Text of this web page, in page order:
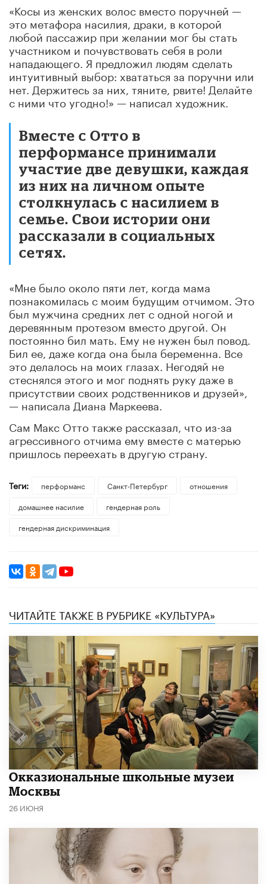
«Косы из женских волос вместо поручней —
это метафора насилия, драки, в которой
любой пассажир при желании мог бы стать
участником и почувствовать себя в роли
нападающего. Я предложил людям сделать
интуитивный выбор: хвататься за поручни или
нет. Держитесь за них, тяните, рвите! Делайте
с ними что угодно!» — написал художник.
Вместе с Отто в
перформансе принимали
участие две девушки, каждая
из них на личном опыте
столкнулась с насилием в
семье. Свои истории они
рассказали в социальных
сетях.
«Мне было около пяти лет, когда мама
познакомилась с моим будущим отчимом. Это
был мужчина средних лет с одной ногой и
деревянным протезом вместо другой. Он
постоянно бил мать. Ему не нужен был повод.
Бил ее, даже когда она была беременна. Все
это делалось на моих глазах. Негодяй не
стеснялся этого и мог поднять руку даже в
присутствии своих родственников и друзей»,
— написала Диана Маркеева.
Сам Макс Отто также рассказал, что из-за
агрессивного отчима ему вместе с матерью
пришлось переехать в другую страну.
Теги: перформанс Санкт-Петербург
отношения
домашнее насилие
гендерная роль
гендерная дискриминация
ЧИТАЙТЕ ТАКЖЕ В РУБРИКЕ «КУЛЬТУРА»
​Окказиональные школьные музеи
Москвы
26 ИЮНЯ